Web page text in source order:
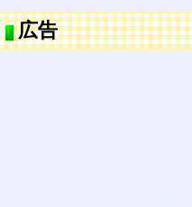
広告